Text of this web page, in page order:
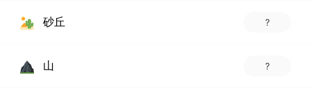
砂丘 ?
山 ?